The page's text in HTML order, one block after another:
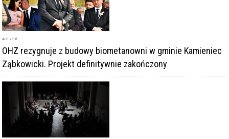
ARTYKUŁ
OHZ rezygnuje z budowy biometanowni w gminie Kamieniec
Ząbkowicki. Projekt definitywnie zakończony